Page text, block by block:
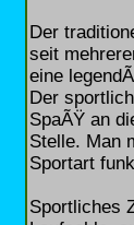
Der
seit
eine
Der
SpaÃŸ an
Stelle. Man
Sportart
Sportliches